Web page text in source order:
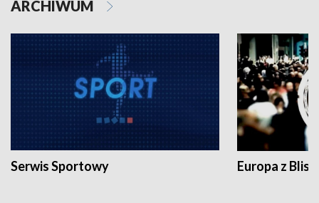
ARCHIWUM
Serwis Sportowy Europa z